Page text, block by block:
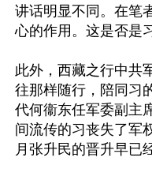
讲话明显不同。在笔
心的作用。这是否是
此外，西藏之行中共
往那样随行，陪同习
代何衞东任军委副主
间流传的习丧失了军
月张升民的晋升早已